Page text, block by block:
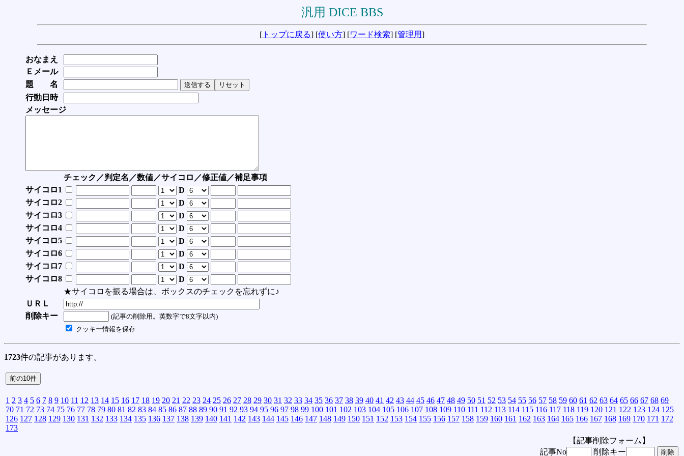
汎用 DICE BBS
[ トップに戻る] [使い方] [ワード検索] [管理用]
おなまえ
Ｅメール
題 名
行動日時
メッセージ
チェック／判定名／数値／サイコロ／修正値／補足事項
サイコロ1
D
サイコロ2
D
サイコロ3
D
サイコロ4
D
サイコロ5
D
サイコロ6
D
サイコロ7
D
サイコロ8
D
★サイコロを振る場合は、ボックスのチェックを忘れずに♪
ＵＲＬ
削除キー
(記事の削除用。英数字で8文字以内)
クッキー情報を保存
1723件の記事があります。
1 2 3 4 5 6 7 8 9 10 11 12 13 14 15 16 17 18 19 20 21 22 23 24 25 26 27 28 29 30 31 32 33 34 35 36 37 38 39 40 41 42 43 44 45 46 47 48 49 50 51 52 53 54 55 56 57 58 59 60 61 62 63 64 65 66 67 68 69
70 71 72 73 74 75 76 77 78 79 80 81 82 83 84 85 86 87 88 89 90 91 92 93 94 95 96 97 98 99 100 101 102 103 104 105 106 107 108 109 110 111 112 113 114 115 116 117 118 119 120 121 122 123 124 125
126 127 128 129 130 131 132 133 134 135 136 137 138 139 140 141 142 143 144 145 146 147 148 149 150 151 152 153 154 155 156 157 158 159 160 161 162 163 164 165 166 167 168 169 170 171 172
173
【記事削除フォーム】
記事No
削除キー